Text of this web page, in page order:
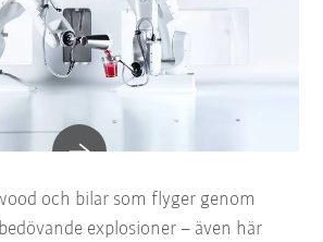
och bilar som flyger genom
explosioner – även här